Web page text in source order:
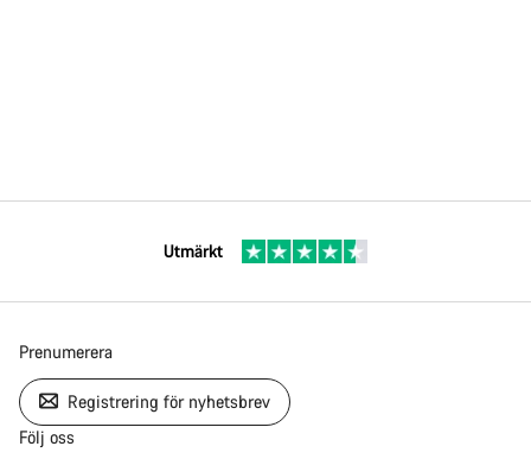
Utmärkt
Prenumerera
Registrering för nyhetsbrev
Följ oss